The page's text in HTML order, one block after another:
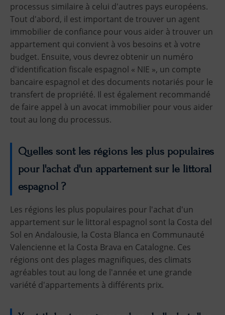
processus similaire à celui d'autres pays européens.
Tout d'abord, il est important de trouver un agent
immobilier de confiance pour vous aider à trouver un
appartement qui convient à vos besoins et à votre
budget. Ensuite, vous devrez obtenir un numéro
d'identification fiscale espagnol « NIE », un compte
bancaire espagnol et des documents notariés pour le
transfert de propriété. Il est également recommandé
de faire appel à un avocat immobilier pour vous aider
tout au long du processus.
Quelles sont les régions les plus populaires
pour l'achat d'un appartement sur le littoral
espagnol ?
Les régions les plus populaires pour l'achat d'un
appartement sur le littoral espagnol sont la Costa del
Sol en Andalousie, la Costa Blanca en Communauté
Valencienne et la Costa Brava en Catalogne. Ces
régions ont des plages magnifiques, des climats
agréables tout au long de l'année et une grande
variété d'appartements à différents prix.